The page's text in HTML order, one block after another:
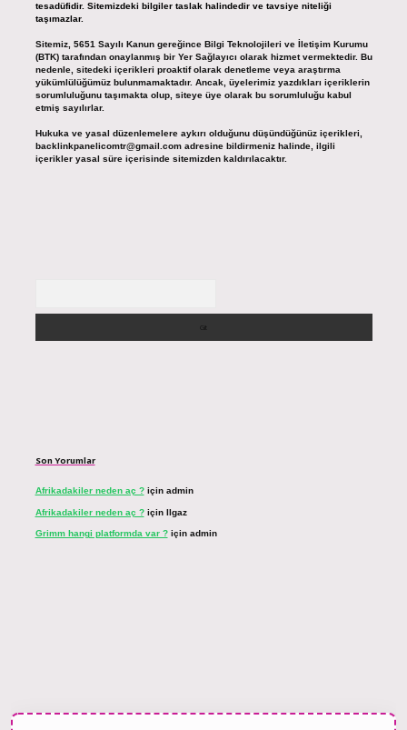
tesadüfidir. Sitemizdeki bilgiler taslak halindedir ve tavsiye niteliği
taşımazlar.
Sitemiz, 5651 Sayılı Kanun gereğince Bilgi Teknolojileri ve İletişim Kurumu
(BTK) tarafından onaylanmış bir Yer Sağlayıcı olarak hizmet vermektedir. Bu
nedenle, sitedeki içerikleri proaktif olarak denetleme veya araştırma
yükümlülüğümüz bulunmamaktadır. Ancak, üyelerimiz yazdıkları içeriklerin
sorumluluğunu taşımakta olup, siteye üye olarak bu sorumluluğu kabul
etmiş sayılırlar.
Hukuka ve yasal düzenlemelere aykırı olduğunu düşündüğünüz içerikleri,
backlinkpanelicomtr@gmail.comadresine bildirmeniz halinde, ilgili
içerikler yasal süre içerisinde sitemizden kaldırılacaktır.
Son Yorumlar
Afrikadakiler neden aç ?için admin
Afrikadakiler neden aç ?için Ilgaz
Grimm hangi platformda var ?için admin